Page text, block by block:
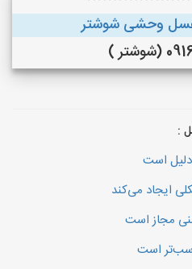
وحشی شوشتر
)
:
است
ایجاد می‌کند
مجاز است
است